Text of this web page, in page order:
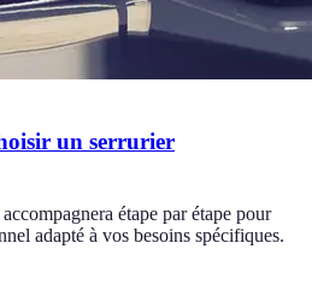
un serrurier
étape par étape pour
adapté à vos besoins spécifiques.